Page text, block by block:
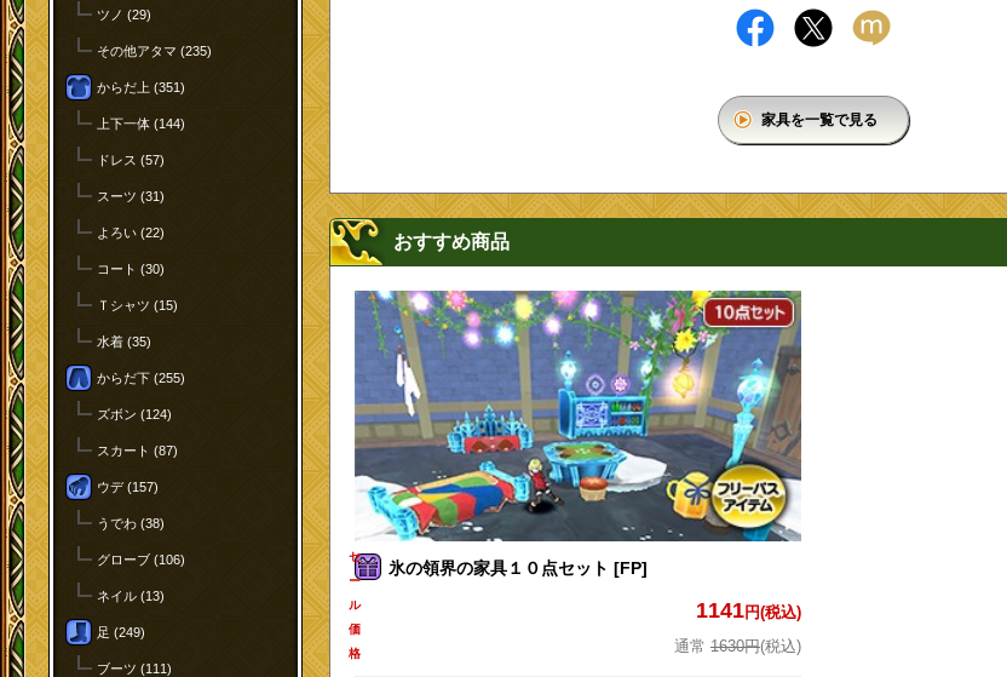
ツノ (29)
その他アタマ (235)
からだ上 (351)
上下一体 (144)
ドレス (57)
スーツ (31)
よろい (22)
コート (30)
Ｔシャツ (15)
水着 (35)
からだ下 (255)
ズボン (124)
スカート (87)
ウデ (157)
うでわ (38)
グローブ (106)
ネイル (13)
足 (249)
ブーツ (111)
家具を一覧で見る
おすすめ商品
氷の領界の家具１０点セット [FP]
セ
ー
ル
価
格
1141円(税込)
1630円(税込)